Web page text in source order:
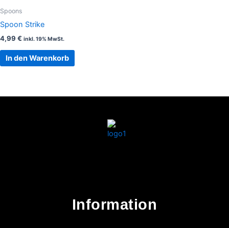
Spoons
Spoon Strike
4,99 € inkl. 19% MwSt.
In den Warenkorb
Information